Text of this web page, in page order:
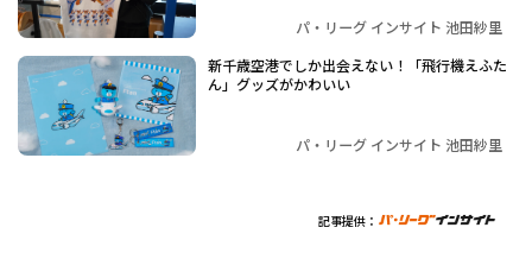
パ・リーグ インサイト 池田紗里
新千歳空港でしか出会えない！「飛行機えふた
ん」グッズがかわいい
パ・リーグ インサイト 池田紗里
記事提供：